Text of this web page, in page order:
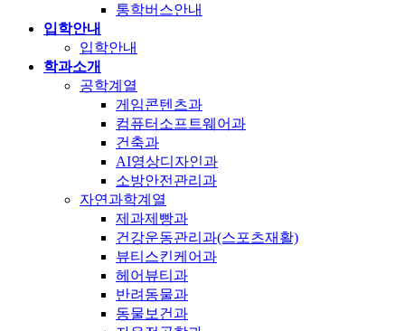
통학버스안내
입학안내
입학안내
학과소개
공학계열
게임콘텐츠과
컴퓨터소프트웨어과
건축과
AI영상디자인과
소방안전관리과
자연과학계열
제과제빵과
건강운동관리과(스포츠재활)
뷰티스킨케어과
헤어뷰티과
반려동물과
동물보건과